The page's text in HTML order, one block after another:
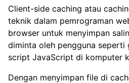
Client-side caching atau
teknik dalam pemrograman
browser untuk menyimpan
diminta oleh pengguna seperti
script JavaScript di komputer
Dengan menyimpan file di